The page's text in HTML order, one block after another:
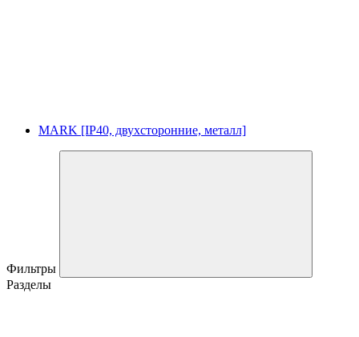
MARK [IP40, двухсторонние, металл]
Фильтры
Разделы